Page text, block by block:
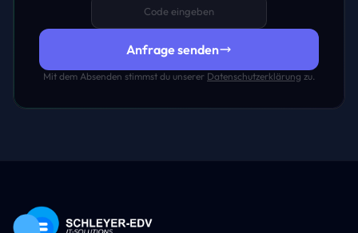
Anfrage senden
Mit dem Absenden stimmst du unserer Datenschutzerklärung zu.